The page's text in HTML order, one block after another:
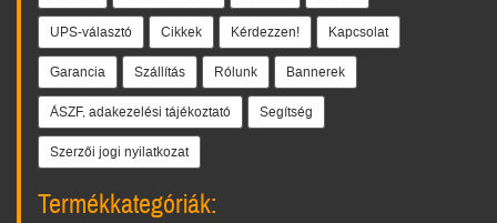
UPS-választó Cikkek Kérdezzen! Kapcsolat
Garancia Szállítás Rólunk Bannerek
ÁSZF, adakezelési tájékoztató Segítség
Szerzői jogi nyilatkozat
Termékkategóriák: